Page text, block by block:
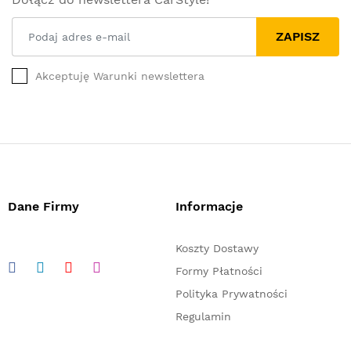
ZAPISZ
Akceptuję Warunki newslettera
Dane Firmy Informacje
Koszty Dostawy
Formy Płatności
Polityka Prywatności
Regulamin